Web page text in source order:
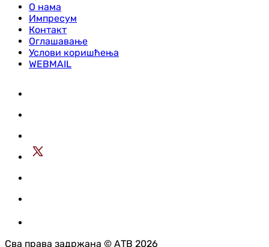
О нама
Импресум
Контакт
Оглашавање
Услови коришћења
WEBMAIL
Сва права задржана © АТВ 2026